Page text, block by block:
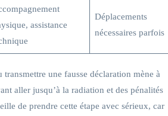
assistance
Déplacements
nécessaires parfois
transmettre une fausse déclaration mène à
aller jusqu’à la radiation et des pénalités
de prendre cette étape avec sérieux, car